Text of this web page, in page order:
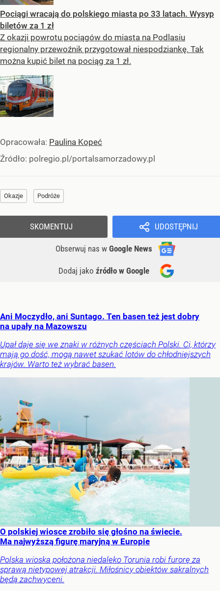
Pociągi wracają do polskiego miasta po 33 latach. Wysyp
biletów za 1 zł
Z okazji powrotu pociągów do miasta na Podlasiu
regionalny przewoźnik przygotował niespodziankę. Tak
można kupić bilet na pociąg za 1 zł.
Opracowała: Paulina Kopeć
Źródło: polregio.pl/portalsamorzadowy.pl
Okazje Podróże
UDOSTĘPNIJ
Obserwuj nas w Google News
Dodaj jako źródło w Google
SKOMENTUJ
Ani Moczydło, ani Suntago. Ten basen też jest dobry
na upały na Mazowszu
Upał daje się we znaki w różnych częściach Polski. Ci, którzy
mają go dość, mogą nawet szukać lotów do chłodniejszych
krajów. Warto też wybrać basen.
O polskiej wiosce zrobiło się głośno na świecie.
Ma najwyższą figurę maryjną w Europie
Polska wioska położona niedaleko Torunia robi furorę za
sprawą nietypowej atrakcji. Miłośnicy obiektów sakralnych
będą zachwyceni.